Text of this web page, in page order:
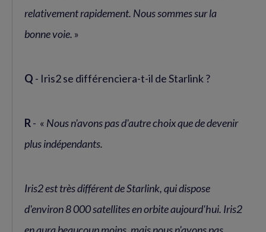
relativement rapidement. Nous sommes sur la
bonne voie. »
Q - Iris2 se différenciera-t-il de Starlink ?
R- « Nous n'avons pas d'autre choix que de devenir
plus indépendants.
Iris2 est très différent de Starlink, qui dispose
d'environ 8 000 satellites en orbite aujourd'hui. Iris2